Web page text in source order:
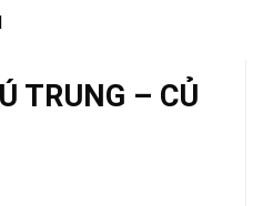
TRUNG – CỦ